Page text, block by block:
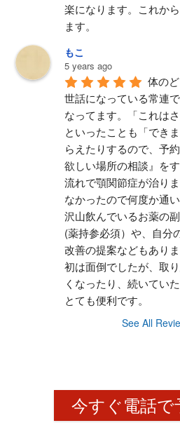
楽になります。これか
ます。
もこ
5 years ago
体の
世話になっている常連
なってます。「これは
といったことも「でき
らえたりするので、予
欲しい場所の相談』を
流れで顎関節症が治り
なかったので何度か通
沢山飲んでいるお薬の
(薬持参必須）や、自分
改善の提案などもあり
初は面倒でしたが、取
くなったり、続いてい
とても便利です。
See All
今すぐ電話で